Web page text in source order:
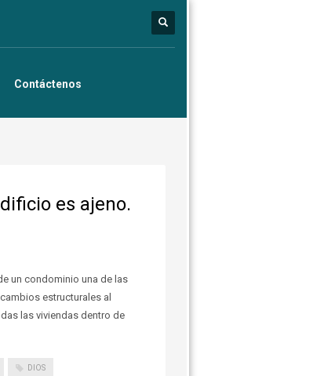
Contáctenos
es ajeno.
un condominio una de las
estructurales al
las viviendas dentro de
DIOS